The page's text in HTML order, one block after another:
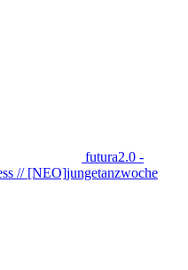
futura2.0 -
// [NEO]jungetanzwoche